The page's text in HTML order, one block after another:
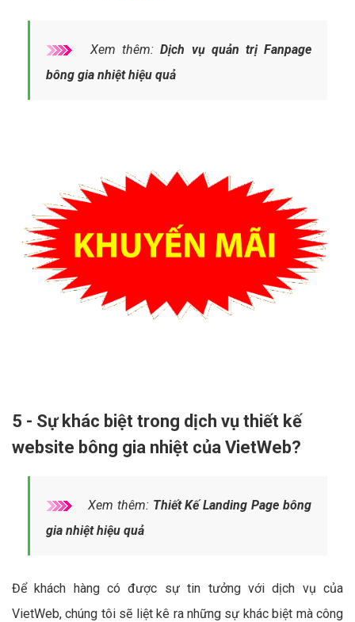
Xem thêm:Dịch vụ quản trị Fanpage
bông gia nhiệt hiệu quả
5 - Sự khác biệt trong dịch vụ thiết kế
website bông gia nhiệt của VietWeb?
Xem thêm: Thiết Kế Landing Page bông
gia nhiệt hiệu quả
Để khách hàng có được sự tin tưởng với dịch vụ của
VietWeb, chúng tôi sẽ liệt kê ra những sự khác biệt mà công